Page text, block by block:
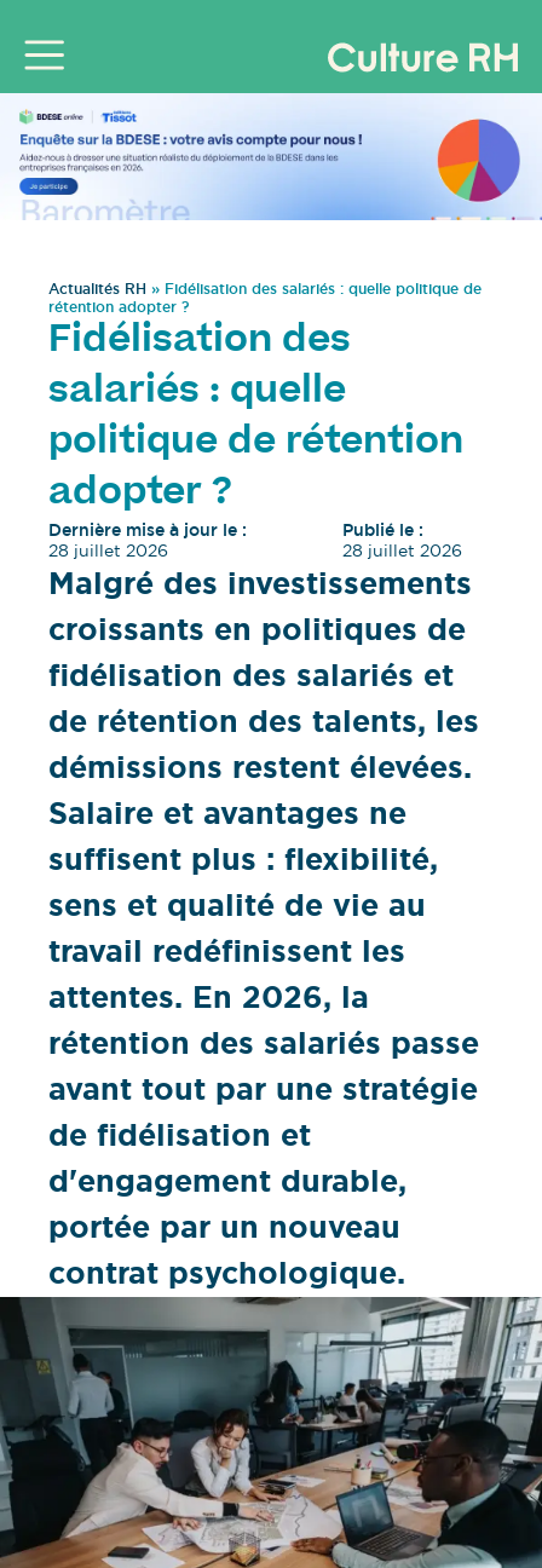
Actualités RH » Fidélisation des salariés : quelle politique de
rétention adopter ?
Fidélisation des
salariés : quelle
politique de rétention
adopter ?
Dernière mise à jour le :
28 juillet 2026
Publié le :
28 juillet 2026
Malgré des investissements
croissants en politiques de
fidélisation des salariés et
de rétention des talents, les
démissions restent élevées.
Salaire et avantages ne
suffisent plus : flexibilité,
sens et qualité de vie au
travail redéfinissent les
attentes. En 2026, la
rétention des salariés passe
avant tout par une stratégie
de fidélisation et
d'engagement durable,
portée par un nouveau
contrat psychologique.